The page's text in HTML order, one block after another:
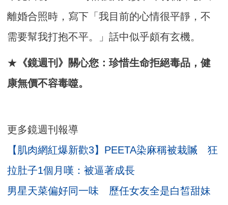
離婚合照時，寫下「我目前的心情很平靜，不
需要幫我打抱不平。」話中似乎頗有玄機。
★ 《鏡週刊》關心您：珍惜生命拒絕毒品，健
康無價不容毒噬。
更多鏡週刊報導
【肌肉網紅爆新歡3】PEETA染麻稱被栽贓 狂
拉肚子1個月嘆：被逼著成長
男星天菜偏好同一味 歷任女友全是白皙甜妹